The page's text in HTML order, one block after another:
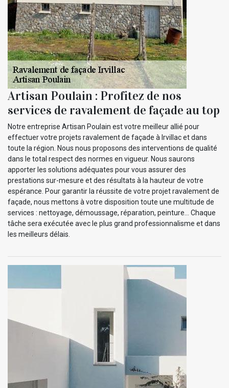
Artisan Poulain : Profitez de nos
services de ravalement de façade au top
Notre entreprise Artisan Poulain est votre meilleur allié pour
effectuer votre projets ravalement de façade à Irvillac et dans
toute la région. Nous nous proposons des interventions de qualité
dans le total respect des normes en vigueur. Nous saurons
apporter les solutions adéquates pour vous assurer des
prestations sur-mesure et des résultats à la hauteur de votre
espérance. Pour garantir la réussite de votre projet ravalement de
façade, nous mettons à votre disposition toute une multitude de
services : nettoyage, démoussage, réparation, peinture… Chaque
tâche sera exécutée avec le plus grand professionnalisme et dans
les meilleurs délais.